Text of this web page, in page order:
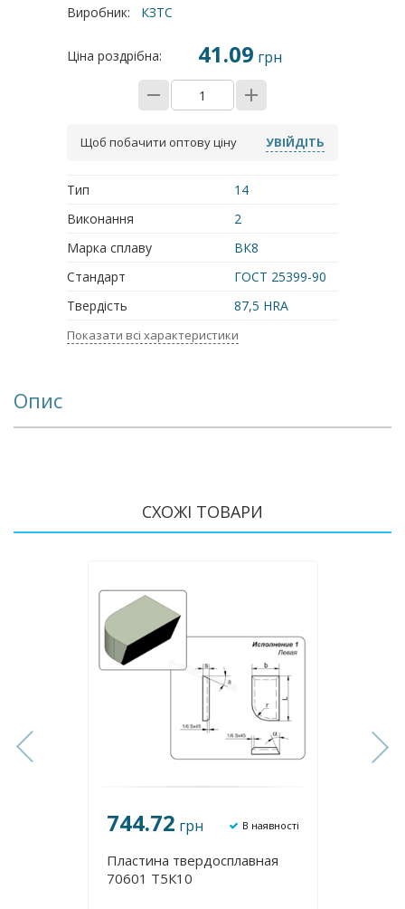
Виробник: КЗТС
Ціна роздрібна: 41.09 грн
Щоб побачити оптову ціну УВІЙДІТЬ
Тип
14
Виконання
2
Марка сплаву
ВК8
Стандарт
ГОСТ 25399-90
Твердість
87,5 HRA
Показати всі характеристики
Опис
СХОЖІ ТОВАРИ
744.72 грн В наявності
Пластина твердосплавная
70601 Т5К10